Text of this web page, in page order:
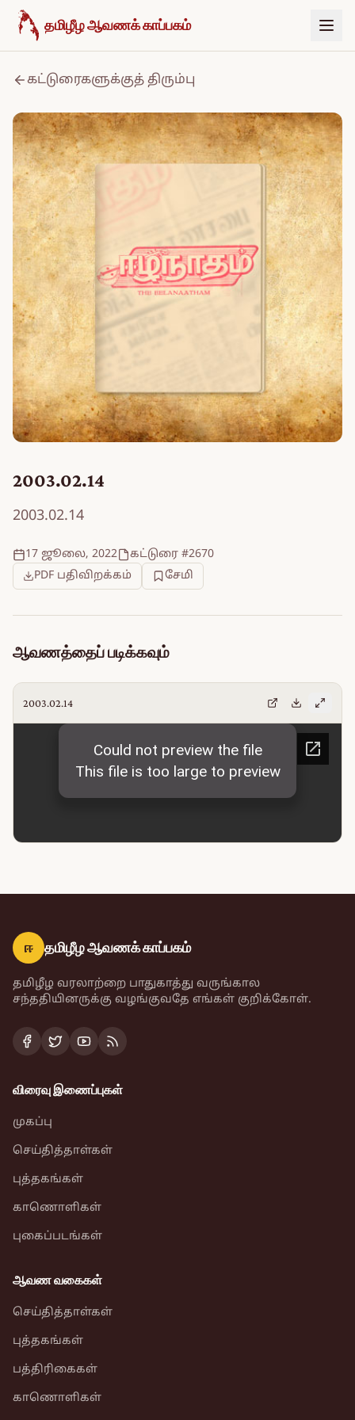
உள்ளடக்கத்திற்குச் செல்க
தமிழீழ ஆவணக் காப்பகம்
கட்டுரைகளுக்குத் திரும்பு
2003.02.14
2003.02.14
17 ஜூலை, 2022
கட்டுரை #2670
PDF பதிவிறக்கம்
சேமி
ஆவணத்தைப் படிக்கவும்
2003.02.14
ஈ தமிழீழ ஆவணக் காப்பகம்
தமிழீழ வரலாற்றை பாதுகாத்து வருங்கால
சந்ததியினருக்கு வழங்குவதே எங்கள் குறிக்கோள்.
விரைவு இணைப்புகள்
முகப்பு
செய்தித்தாள்கள்
புத்தகங்கள்
காணொளிகள்
புகைப்படங்கள்
ஆவண வகைகள்
செய்தித்தாள்கள்
புத்தகங்கள்
பத்திரிகைகள்
காணொளிகள்